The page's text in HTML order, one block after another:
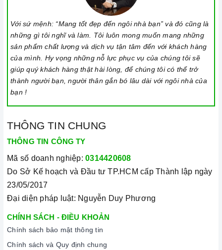
Với sứ mệnh: “Mang tốt đẹp đến ngôi nhà bạn” và đó cũng là
những gì tôi nghĩ và làm. Tôi luôn mong muốn mang những
sản phẩm chất lượng và dịch vụ tận tâm đến với khách hàng
của mình. Hy vọng những nỗ lực phục vụ của chúng tôi sẽ
giúp quý khách hàng thật hài lòng, để chúng tôi có thể trở
thành người bạn, người thân gắn bó lâu dài với ngôi nhà của
bạn !
THÔNG TIN CHUNG
THÔNG TIN CÔNG TY
Mã số doanh nghiệp: 0314420608
Do Sở Kế hoạch và Đầu tư TP.HCM cấp Thành lập ngày
23/05/2017
Đại diện pháp luật: Nguyễn Duy Phương
CHÍNH SÁCH - ĐIỀU KHOẢN
Chính sách bảo mật thông tin
Chính sách và Quy định chung